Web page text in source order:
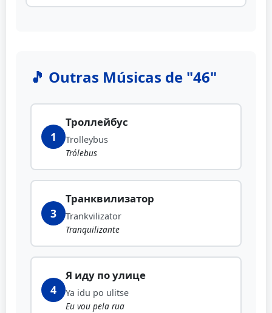
🎵 Outras Músicas de "46"
1
Троллейбус
Trolleybus
Trólebus
3
Транквилизатор
Trankvilizator
Tranquilizante
4
Я иду по улице
Ya idu po ulitse
Eu vou pela rua